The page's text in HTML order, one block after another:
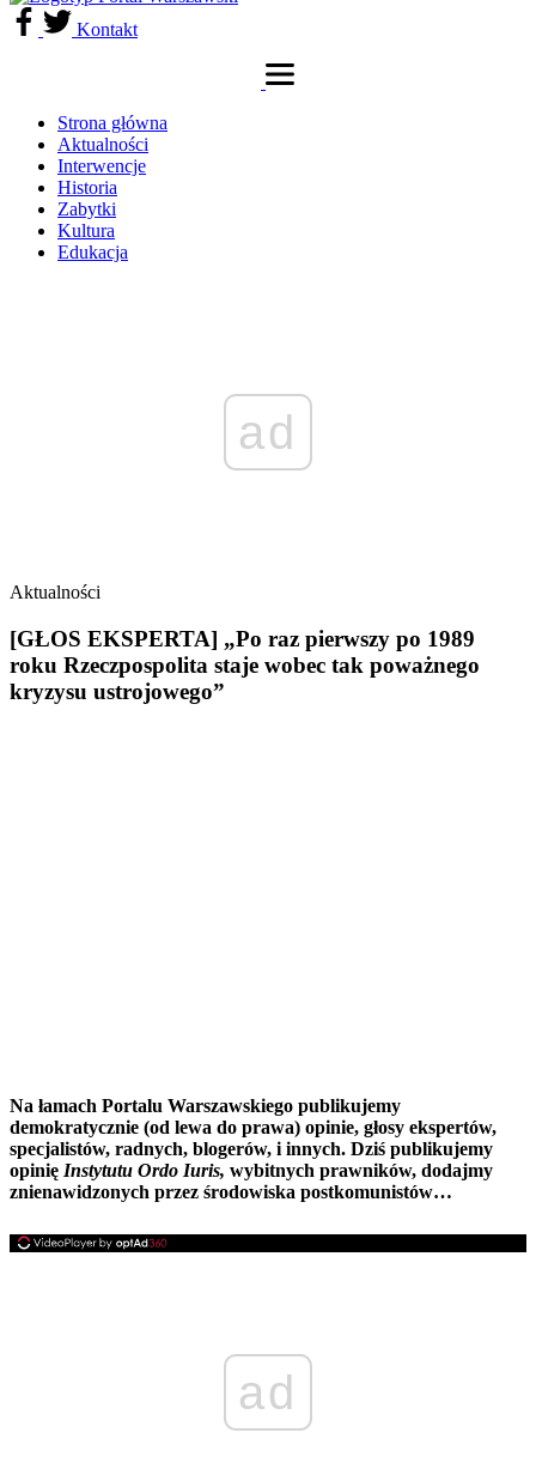
Kontakt
Strona główna
Aktualności
Interwencje
Historia
Zabytki
Kultura
Edukacja
ad
Aktualności
[GŁOS EKSPERTA] „Po raz pierwszy po 1989
roku Rzeczpospolita staje wobec tak poważnego
kryzysu ustrojowego”
Na łamach Portalu Warszawskiego publikujemy
demokratycznie (od lewa do prawa) opinie, głosy ekspertów,
specjalistów, radnych, blogerów, i innych. Dziś publikujemy
opinię Instytutu Ordo Iuris, wybitnych prawników, dodajmy
znienawidzonych przez środowiska postkomunistów…
ad